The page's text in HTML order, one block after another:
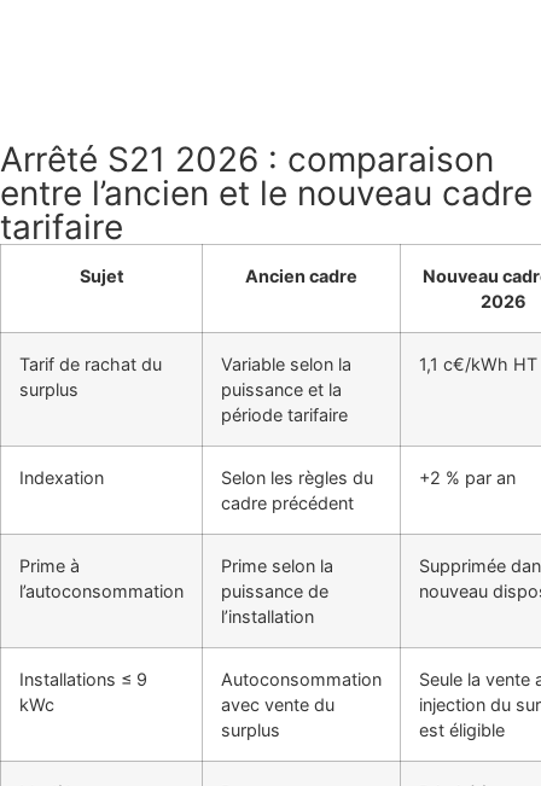
Arrêté S21 2026 : comparaison
entre l’ancien et le nouveau cadre
tarifaire
Sujet Ancien cadre
Nouveau
2026
Tarif de rachat du
surplus
Variable selon la
puissance et la
période tarifaire
1,1 c€/kWh HT
Indexation
Selon les règles du
cadre précédent
+2 % par an
Prime à
l’autoconsommation
Prime selon la
puissance de
l’installation
Supprimée
nouveau
Installations ≤ 9
kWc
Autoconsommation
avec vente du
surplus
Seule la vente
injection du
est éligible